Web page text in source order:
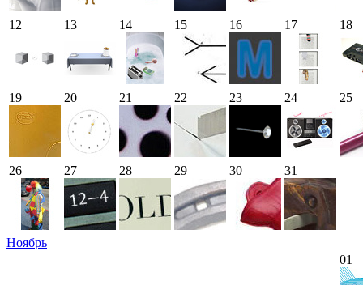
12 13 14 15 16 17 18
19 20 21 22 23 24 25
26 27 28 29 30 31
Ноябрь
01